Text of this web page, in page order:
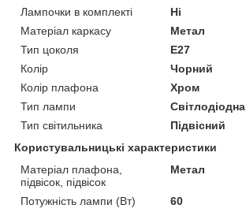
Лампочки в комплекті
Ні
Матеріал каркасу
Метал
Тип цоколя
E27
Колір
Чорний
Колір плафона
Хром
Тип лампи
Світлодіодна
Тип світильника
Підвісний
Користувальницькі характеристики
Матеріал плафона,
підвісок, підвісок
Метал
Потужність лампи (Вт)
60